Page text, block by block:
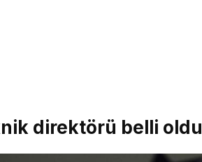
direktörü belli oldu